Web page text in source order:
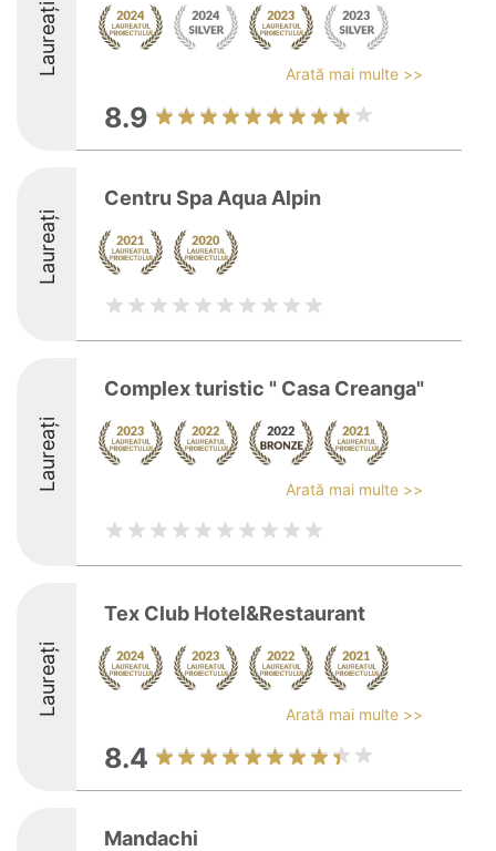
Laureați Arată mai multe >>
8.9
Laureați
Centru Spa Aqua Alpin
Laureați
Complex turistic " Casa Creanga"
Arată mai multe >>
Laureați
Tex Club Hotel&Restaurant
Arată mai multe >>
8.4
Mandachi